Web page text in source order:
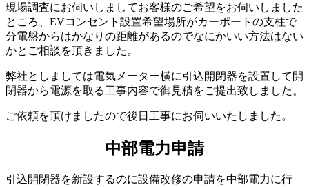
現場調査にお伺いしましてお客様のご希望をお伺いしました
ところ、EVコンセント設置希望場所がカーポートの支柱で
分電盤からはかなりの距離があるのでなにかいい方法はない
かとご相談を頂きました。
弊社としましては電気メーター横に引込開閉器を設置して開
閉器から電源を取る工事内容で御見積をご提出致しました。
ご依頼を頂けましたので後日工事にお伺いいたしました。
中部電力申請
引込開閉器を新設するのに設備改修の申請を中部電力に行